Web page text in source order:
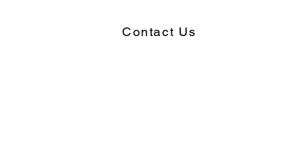
Contact Us